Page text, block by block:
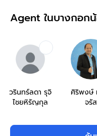
Agent ในบางกอก
วรินทร์ลดา รุจิ
ไชยหิรัญกุล
ศิริพงษ์
จรัส